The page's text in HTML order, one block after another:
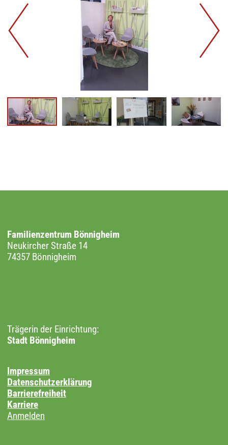
Familienzentrum Bönnigheim
Neukircher Straße 14
74357 Bönnigheim
Trägerin der Einrichtung:
Stadt Bönnigheim
Impressum
Datenschutzerklärung
Barrierefreiheit
Karriere
Anmelden